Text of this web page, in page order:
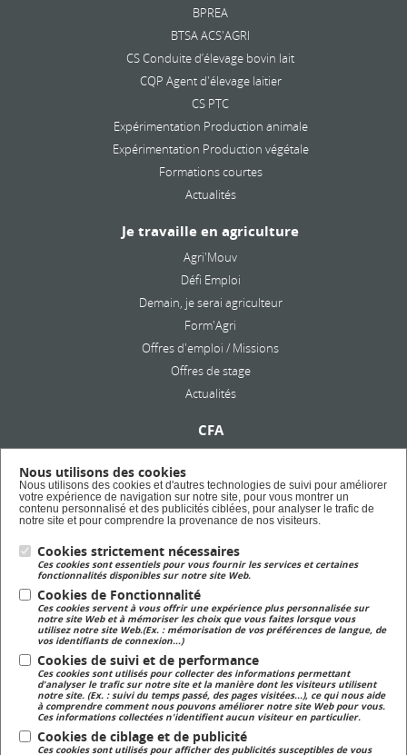
BPREA
BTSA ACS'AGRI
CS Conduite d’élevage bovin lait
CQP Agent d'élevage laitier
CS PTC
Expérimentation Production animale
Expérimentation Production végétale
Formations courtes
Actualités
Je travaille en agriculture
Agri'Mouv
Défi Emploi
Demain, je serai agriculteur
Form'Agri
Offres d'emploi / Missions
Offres de stage
Actualités
CFA
Formation en alternance
Taxe d'apprentissage
Lycée Privé
Formation Scolaire
Formation Continue
Formation continue pour adulte
Magasin
Magasin de produits fermiers
Nous utilisons des cookies
Nous utilisons des cookies et d'autres technologies de suivi pour améliorer
votre expérience de navigation sur notre site, pour vous montrer un
contenu personnalisé et des publicités ciblées, pour analyser le trafic de
notre site et pour comprendre la provenance de nos visiteurs.
Cookies strictement nécessaires
Ces cookies sont essentiels pour vous fournir les services et certaines
fonctionnalités disponibles sur notre site Web.
Cookies de Fonctionnalité
Ces cookies servent à vous offrir une expérience plus personnalisée sur
notre site Web et à mémoriser les choix que vous faites lorsque vous
utilisez notre site Web.(Ex. : mémorisation de vos préférences de langue, de
vos identifiants de connexion...)
Cookies de suivi et de performance
Ces cookies sont utilisés pour collecter des informations permettant
d'analyser le trafic sur notre site et la manière dont les visiteurs utilisent
notre site. (Ex. : suivi du temps passé, des pages visitées...), ce qui nous aide
à comprendre comment nous pouvons améliorer notre site Web pour vous.
Ces informations collectées n'identifient aucun visiteur en particulier.
Cookies de ciblage et de publicité
Ces cookies sont utilisés pour afficher des publicités susceptibles de vous